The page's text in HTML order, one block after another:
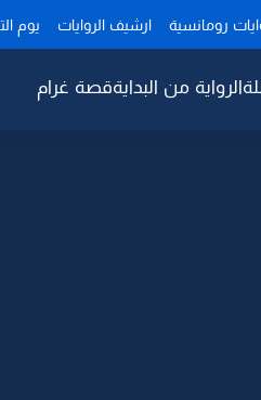
رومانسية ارشيف الروايات يوم
الرواية من البدايةقصة غرام